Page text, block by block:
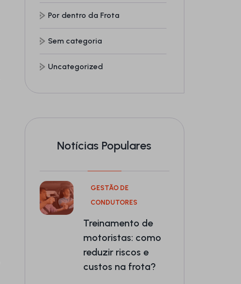
Por dentro da Frota
Sem categoria
Uncategorized
Notícias Populares
GESTÃO DE
CONDUTORES
Treinamento de
motoristas: como
reduzir riscos e
custos na frota?